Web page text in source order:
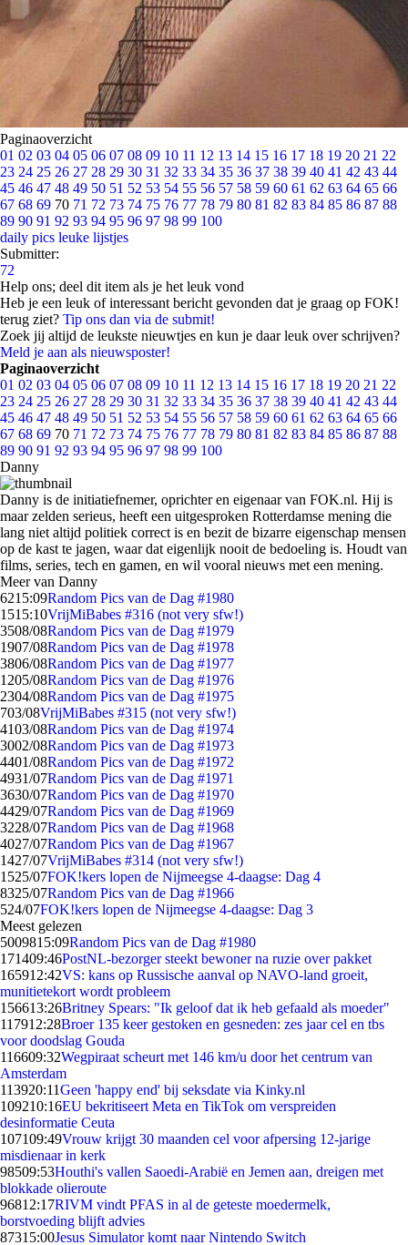
Paginaoverzicht
01 02 03 04 05 06 07 08 09 10 11 12 13 14 15 16 17 18 19 20 21 22
23 24 25 26 27 28 29 30 31 32 33 34 35 36 37 38 39 40 41 42 43 44
45 46 47 48 49 50 51 52 53 54 55 56 57 58 59 60 61 62 63 64 65 66
67 68 69 70 71 72 73 74 75 76 77 78 79 80 81 82 83 84 85 86 87 88
89 90 91 92 93 94 95 96 97 98 99 100
daily pics leuke lijstjes
Submitter:
72
Help ons; deel dit item als je het leuk vond
Heb je een leuk of interessant bericht gevonden dat je graag op FOK!
terug ziet? Tip ons dan via de submit!
Zoek jij altijd de leukste nieuwtjes en kun je daar leuk over schrijven?
Meld je aan als nieuwsposter!
Paginaoverzicht
01 02 03 04 05 06 07 08 09 10 11 12 13 14 15 16 17 18 19 20 21 22
23 24 25 26 27 28 29 30 31 32 33 34 35 36 37 38 39 40 41 42 43 44
45 46 47 48 49 50 51 52 53 54 55 56 57 58 59 60 61 62 63 64 65 66
67 68 69 70 71 72 73 74 75 76 77 78 79 80 81 82 83 84 85 86 87 88
89 90 91 92 93 94 95 96 97 98 99 100
Danny
Danny is de initiatiefnemer, oprichter en eigenaar van FOK.nl. Hij is
maar zelden serieus, heeft een uitgesproken Rotterdamse mening die
lang niet altijd politiek correct is en bezit de bizarre eigenschap mensen
op de kast te jagen, waar dat eigenlijk nooit de bedoeling is. Houdt van
films, series, tech en gamen, en wil vooral nieuws met een mening.
Meer van Danny
6215:09Random Pics van de Dag #1980
1515:10VrijMiBabes #316 (not very sfw!)
3508/08Random Pics van de Dag #1979
1907/08Random Pics van de Dag #1978
3806/08Random Pics van de Dag #1977
1205/08Random Pics van de Dag #1976
2304/08Random Pics van de Dag #1975
703/08VrijMiBabes #315 (not very sfw!)
4103/08Random Pics van de Dag #1974
3002/08Random Pics van de Dag #1973
4401/08Random Pics van de Dag #1972
4931/07Random Pics van de Dag #1971
3630/07Random Pics van de Dag #1970
4429/07Random Pics van de Dag #1969
3228/07Random Pics van de Dag #1968
4027/07Random Pics van de Dag #1967
1427/07VrijMiBabes #314 (not very sfw!)
1525/07FOK!kers lopen de Nijmeegse 4-daagse: Dag 4
8325/07Random Pics van de Dag #1966
524/07FOK!kers lopen de Nijmeegse 4-daagse: Dag 3
Meest gelezen
5009815:09Random Pics van de Dag #1980
171409:46PostNL-bezorger steekt bewoner na ruzie over pakket
165912:42VS: kans op Russische aanval op NAVO-land groeit,
munitietekort wordt probleem
156613:26Britney Spears: "Ik geloof dat ik heb gefaald als moeder"
117912:28Broer 135 keer gestoken en gesneden: zes jaar cel en tbs
voor doodslag Gouda
116609:32Wegpiraat scheurt met 146 km/u door het centrum van
Amsterdam
113920:11Geen 'happy end' bij seksdate via Kinky.nl
109210:16EU bekritiseert Meta en TikTok om verspreiden
desinformatie Ceuta
107109:49Vrouw krijgt 30 maanden cel voor afpersing 12-jarige
misdienaar in kerk
98509:53Houthi's vallen Saoedi-Arabië en Jemen aan, dreigen met
blokkade olieroute
96812:17RIVM vindt PFAS in al de geteste moedermelk,
borstvoeding blijft advies
87315:00Jesus Simulator komt naar Nintendo Switch